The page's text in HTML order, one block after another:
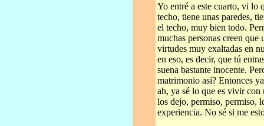
Yo entré a este cuarto, vi lo
techo, tiene unas paredes,
el techo, muy bien todo.
muchas personas creen
virtudes muy exaltadas en
en eso, es decir, que tú
suena bastante inocente.
matrimonio así? Entonces
ah, ya sé lo que es vivir con
los dejo, permiso, permiso,
experiencia. No sé si me